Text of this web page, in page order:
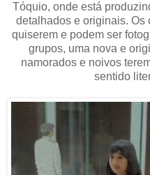
Tóquio, onde está
detalhados e originais. Os
quiserem e podem ser
grupos, uma nova e
namorados e noivos
sentido